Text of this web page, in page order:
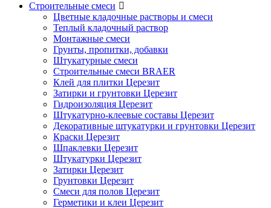
Строительные смеси
Цветные кладочные растворы и смеси
Теплый кладочный раствор
Монтажные смеси
Грунты, пропитки, добавки
Штукатурные смеси
Строительные смеси BRAER
Клей для плитки Церезит
Затирки и грунтовки Церезит
Гидроизоляция Церезит
Штукатурно-клеевые составы Церезит
Декоративные штукатурки и грунтовки Церезит
Краски Церезит
Шпаклевки Церезит
Штукатурки Церезит
Затирки Церезит
Грунтовки Церезит
Смеси для полов Церезит
Герметики и клеи Церезит